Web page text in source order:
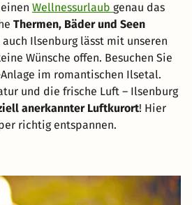
Wellnessurlaub genau das
Thermen, Bäder und Seen
Ilsenburg lässt mit unseren
Wünsche offen. Besuchen Sie
im romantischen Ilsetal.
und die frische Luft – Ilsenburg
anerkannter Luftkurort! Hier
richtig entspannen.